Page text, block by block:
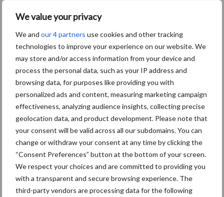
We value your privacy
We and our 4 partners use cookies and other tracking
technologies to improve your experience on our website. We
may store and/or access information from your device and
process the personal data, such as your IP address and
browsing data, for purposes like providing you with
personalized ads and content, measuring marketing campaign
effectiveness, analyzing audience insights, collecting precise
geolocation data, and product development. Please note that
your consent will be valid across all our subdomains. You can
change or withdraw your consent at any time by clicking the
“Consent Preferences” button at the bottom of your screen.
We respect your choices and are committed to providing you
with a transparent and secure browsing experience. The
third-party vendors are processing data for the following
Nieuwe compacte
gedragen pootcombinatie
van AVR
HAK combineert
onkruidbestrijdingstechniek
en in één werkgang
NEPG-areaal
consumptieaardappelen
daalt met 11 procent